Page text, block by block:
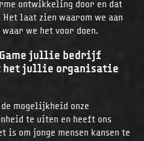
ontwikkeling door en dat
laat zien waarom we aan
we het voor doen.
Game jullie bedrijf
het jullie organisatie
de mogelijkheid onze
te uiten en heeft ons
is om jonge mensen kansen te